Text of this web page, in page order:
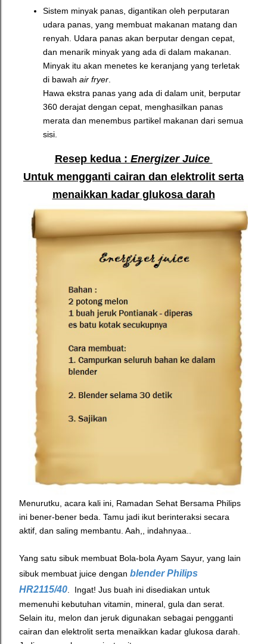
Sistem minyak panas, digantikan oleh perputaran
udara panas, yang membuat makanan matang dan
renyah. Udara panas akan berputar dengan cepat,
dan menarik minyak yang ada di dalam makanan.
Minyak itu akan menetes ke keranjang yang terletak
di bawah air fryer
Hawa ekstra panas yang ada di dalam unit, berputar
360 derajat dengan cepat, menghasilkan panas
merata dan menembus partikel makanan dari semua
sisi.
Resep kedua : Energizer Juice
Untuk mengganti cairan dan elektrolit serta
menaikkan kadar glukosa darah
Menurutku, acara kali ini, Ramadan Sehat Bersama Philips
ini bener-bener beda. Tamu jadi ikut berinteraksi secara
aktif, dan saling membantu. Aah,, indahnyaa..
Yang satu sibuk membuat Bola-bola Ayam Sayur, yang lain
sibuk membuat juice dengan blender Philips
HR2115/40 . Ingat! Jus buah ini disediakan untuk
memenuhi kebutuhan vitamin, mineral, gula dan serat.
Selain itu, melon dan jeruk digunakan sebagai pengganti
cairan dan elektrolit serta menaikkan kadar glukosa darah.